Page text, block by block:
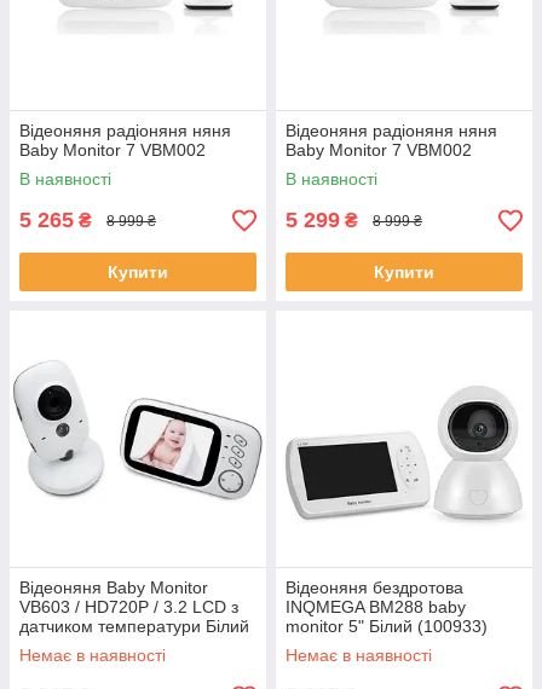
Відеоняня радіоняня няня
Baby Monitor 7 VBM002
В наявності
5 265 ₴ 8 999 ₴
Купити
Відеоняня радіоняня няня
Baby Monitor 7 VBM002
В наявності
5 299 ₴ 8 999 ₴
Купити
Відеоняня Baby Monitor
VB603 / HD720P / 3.2 LCD з
датчиком температури Білий
(100235)
Немає в наявності
Відеоняня бездротова
INQMEGA BM288 baby
monitor 5" Білий (100933)
Немає в наявності